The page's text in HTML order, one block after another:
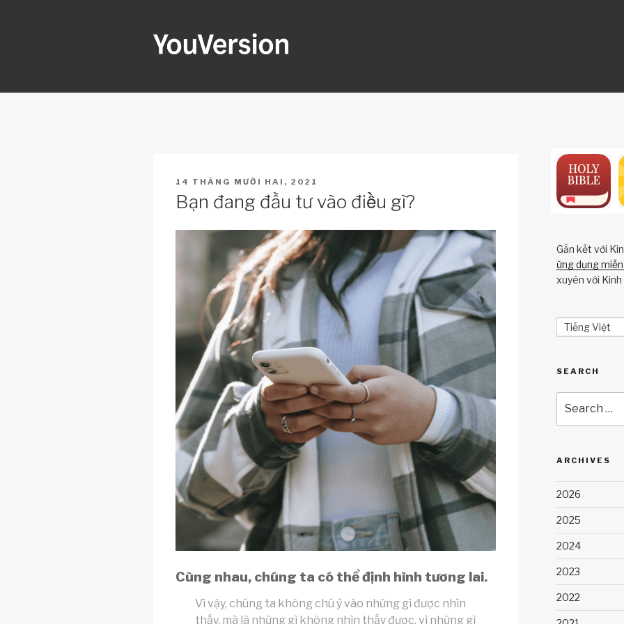
POSTED
14 THÁNG MƯỜI HAI, 2021
Bạn đang đầu tư vào điều gì?
Cùng nhau, chúng ta có thể định hình tương lai.
Vì vậy, chúng ta không chú ý vào những gì được nhìn
thấy, mà là những gì không nhìn thấy được, vì những gì
Gắn kết với
ứng dụng
xuyên với Kinh
Tiếng Việt
SEARCH
for:
ARCHIVES
2026
2025
2024
2023
2022